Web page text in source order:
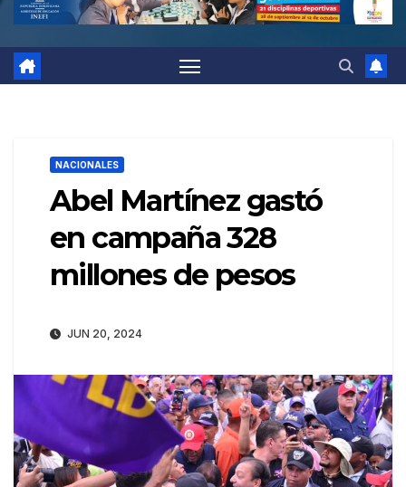
NACIONALES
Abel Martínez gastó
en campaña 328
millones de pesos
JUN 20, 2024